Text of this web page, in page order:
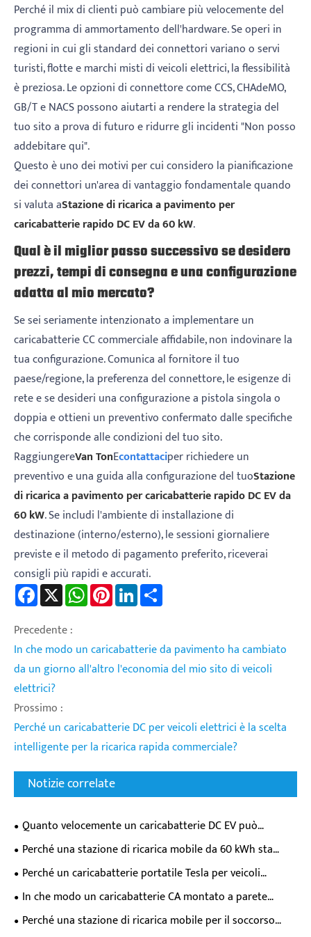
Perché il mix di clienti può cambiare più velocemente del
programma di ammortamento dell'hardware. Se operi in
regioni in cui gli standard dei connettori variano o servi
turisti, flotte e marchi misti di veicoli elettrici, la flessibilità
è preziosa. Le opzioni di connettore come CCS, CHAdeMO,
GB/T e NACS possono aiutarti a rendere la strategia del
tuo sito a prova di futuro e ridurre gli incidenti "Non posso
addebitare qui".
Questo è uno dei motivi per cui considero la pianificazione
dei connettori un'area di vantaggio fondamentale quando
si valuta aStazione di ricarica a pavimento per
caricabatterie rapido DC EV da 60 kW.
Qual è il miglior passo successivo se desidero
prezzi, tempi di consegna e una configurazione
adatta al mio mercato?
Se sei seriamente intenzionato a implementare un
caricabatterie CC commerciale affidabile, non indovinare la
tua configurazione. Comunica al fornitore il tuo
paese/regione, la preferenza del connettore, le esigenze di
rete e se desideri una configurazione a pistola singola o
doppia e ottieni un preventivo confermato dalle specifiche
che corrisponde alle condizioni del tuo sito.
RaggiungereVan TonEcontattaciper richiedere un
preventivo e una guida alla configurazione del tuoStazione
di ricarica a pavimento per caricabatterie rapido DC EV da
60 kW. Se includi l'ambiente di installazione di
destinazione (interno/esterno), le sessioni giornaliere
previste e il metodo di pagamento preferito, riceverai
consigli più rapidi e accurati.
Facebook WhatsAppPinterestLinkedIn
Precedente :
In che modo un caricabatterie da pavimento ha cambiato
da un giorno all'altro l'economia del mio sito di veicoli
elettrici?
Prossimo :
Perché un caricabatterie DC per veicoli elettrici è la scelta
intelligente per la ricarica rapida commerciale?
Notizie correlate
Quanto velocemente un caricabatterie DC EV può
effettivamente riempire la batteria della tua auto elettrica?
Perché una stazione di ricarica mobile da 60 kWh sta
trasformando la flessibilità di ricarica dei veicoli elettrici?
Perché un caricabatterie portatile Tesla per veicoli
elettrici è essenziale per i moderni proprietari di veicoli
elettrici?
In che modo un caricabatterie CA montato a parete
trasforma l'esperienza quotidiana di ricarica dei veicoli
elettrici?
Perché una stazione di ricarica mobile per il soccorso